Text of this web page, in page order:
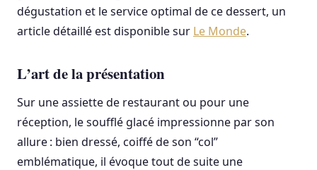
dégustation et le service optimal de ce dessert, un
article détaillé est disponible sur Le Monde.
L’art de la présentation
Sur une assiette de restaurant ou pour une
réception, le soufflé glacé impressionne par son
allure : bien dressé, coiffé de son “col”
emblématique, il évoque tout de suite une